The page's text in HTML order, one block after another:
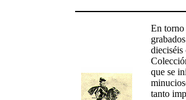
En torno
dieciséis
que se
tanto